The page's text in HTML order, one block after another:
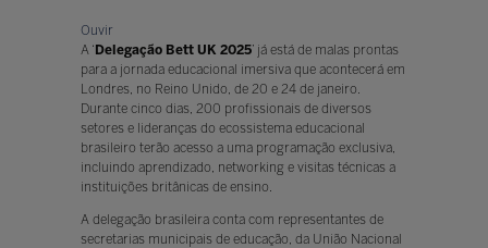
Ouvir
A ‘Delegação Bett UK 2025’ já está de malas prontas
para a jornada educacional imersiva que acontecerá em
Londres, no Reino Unido, de 20 e 24 de janeiro.
Durante cinco dias, 200 profissionais de diversos
setores e lideranças do ecossistema educacional
brasileiro terão acesso a uma programação exclusiva,
incluindo aprendizado, networking e visitas técnicas a
instituições britânicas de ensino.
A delegação brasileira conta com representantes de
secretarias municipais de educação, da União Nacional